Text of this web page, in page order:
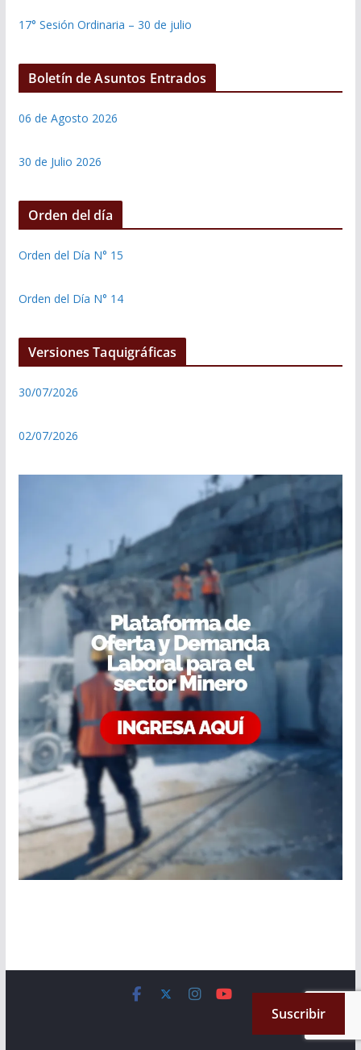
17° Sesión Ordinaria – 30 de julio
Boletín de Asuntos Entrados
06 de Agosto 2026
30 de Julio 2026
Orden del día
Orden del Día N° 15
Orden del Día N° 14
Versiones Taquigráficas
30/07/2026
02/07/2026
. All rights reserved.
by ThemeGrill. Powered byWordPress.
Suscribir